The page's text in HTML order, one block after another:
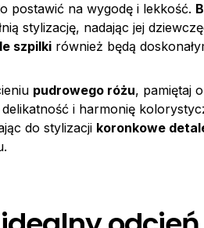
postawić na wygodę i lekkość.
stylizację, nadając jej
szpilki również będą
pudrowego różu, pamiętaj
i harmonię
do stylizacji koronkowe